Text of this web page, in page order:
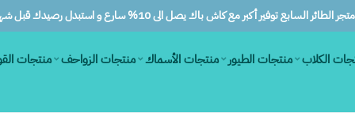
الطائر السابع توفير أكبر مع كاش باك يصل الى 10% سارع و استبدل رصيدك قبل شهرين
الكلاب منتجات الطيور منتجات الأسماك منتجات الزواحف منتجات